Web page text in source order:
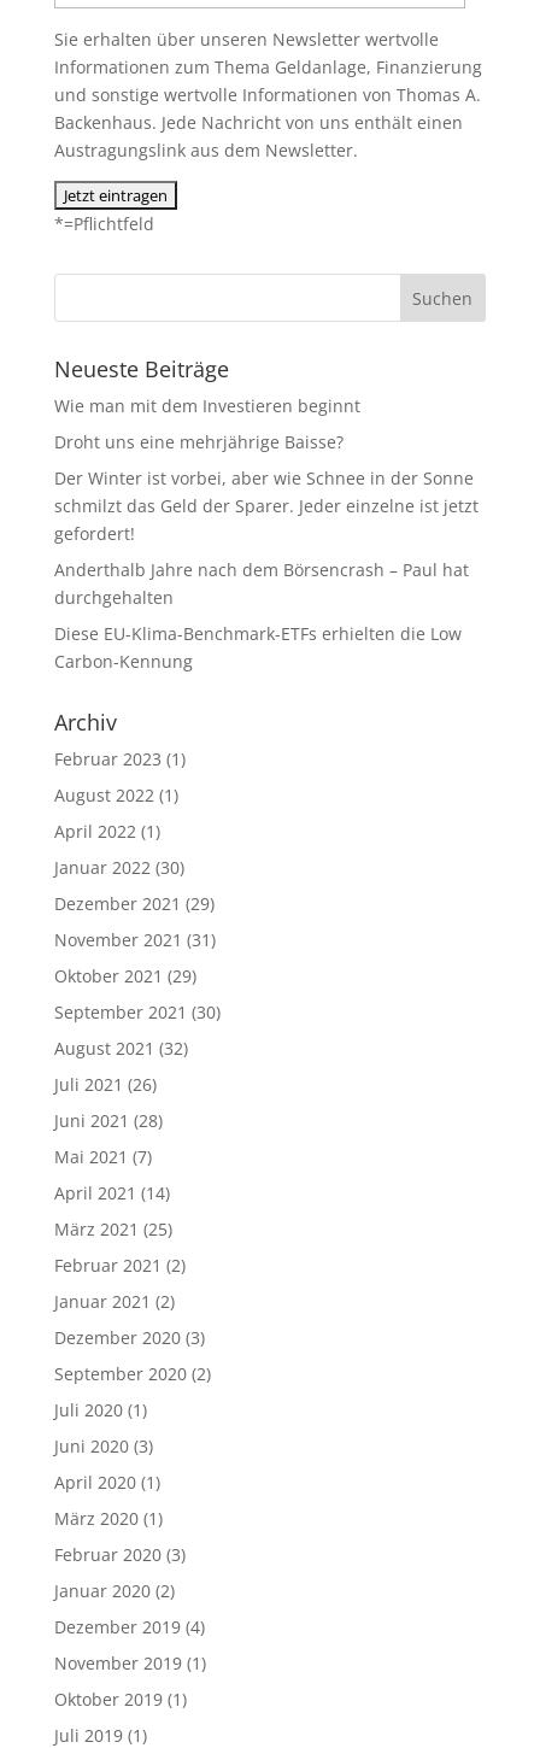
Sie erhalten über unseren Newsletter wertvolle
Informationen zum Thema Geldanlage, Finanzierung
und sonstige wertvolle Informationen von Thomas A.
Backenhaus. Jede Nachricht von uns enthält einen
Austragungslink aus dem Newsletter.
*=Pflichtfeld
Neueste Beiträge
Wie man mit dem Investieren beginnt
Droht uns eine mehrjährige Baisse?
Der Winter ist vorbei, aber wie Schnee in der Sonne
schmilzt das Geld der Sparer. Jeder einzelne ist jetzt
gefordert!
Anderthalb Jahre nach dem Börsencrash – Paul hat
durchgehalten
Diese EU-Klima-Benchmark-ETFs erhielten die Low
Carbon-Kennung
Archiv
Februar 2023 (1)
August 2022(1)
April 2022(1)
Januar 2022(30)
Dezember 2021 (29)
November 2021 (31)
Oktober 2021 (29)
September 2021 (30)
August 2021 (32)
Juli 2021 (26)
Juni 2021 (28)
Mai 2021 (7)
April 2021 (14)
März 2021 (25)
Februar 2021 (2)
Januar 2021 (2)
Dezember 2020(3)
September 2020(2)
Juli 2020(1)
Juni 2020(3)
April 2020(1)
März 2020(1)
Februar 2020(3)
Januar 2020(2)
Dezember 2019(4)
November 2019(1)
Oktober 2019(1)
Juli 2019(1)